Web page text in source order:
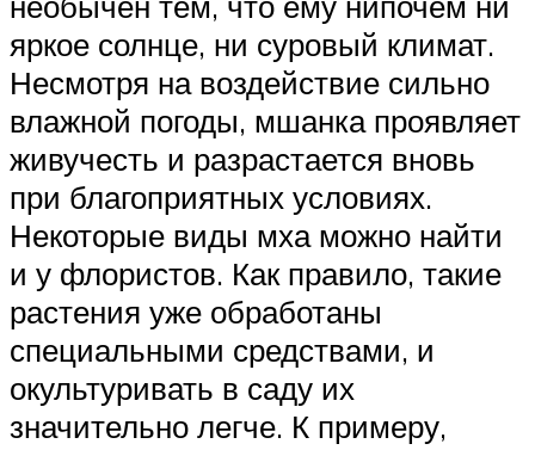
яркое солнце, ни суровый климат.
Несмотря на воздействие сильно
влажной погоды, мшанка проявляет
живучесть и разрастается вновь
при благоприятных условиях.
Некоторые виды мха можно найти
и у флористов. Как правило, такие
растения уже обработаны
специальными средствами, и
окультуривать в саду их
значительно легче. К примеру,